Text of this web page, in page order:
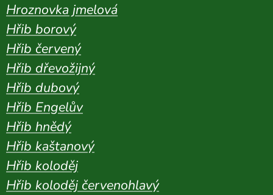
Hroznovka jmelová
Hřib borový
Hřib červený
Hřib dřevožijný
Hřib dubový
Hřib Engelův
Hřib hnědý
Hřib kaštanový
Hřib koloděj
Hřib koloděj červenohlavý